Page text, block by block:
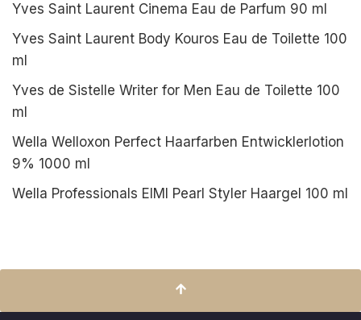
Yves Saint Laurent Cinema Eau de Parfum 90 ml
Yves Saint Laurent Body Kouros Eau de Toilette 100
ml
Yves de Sistelle Writer for Men Eau de Toilette 100
ml
Wella Welloxon Perfect Haarfarben Entwicklerlotion
9% 1000 ml
Wella Professionals EIMI Pearl Styler Haargel 100 ml